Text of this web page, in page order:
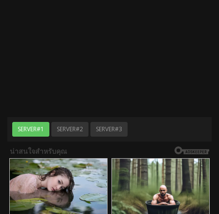
SERVER#1 SERVER#2 SERVER#3